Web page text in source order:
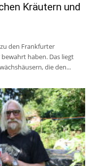
Kräutern und
den Frankfurter
haben. Das liegt
die den...